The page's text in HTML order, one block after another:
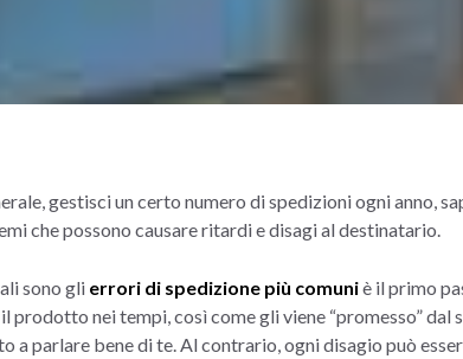
gestisci un certo numero di spedizioni ogni anno,
che possono causare ritardi e disagi al destinatario.
sono gli errori di spedizione più comuniè il primo
prodotto nei tempi, così come gli viene “promesso” dal
a parlare bene di te. Al contrario, ogni disagio può